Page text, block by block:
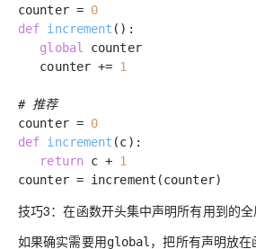
counter = 0
def increment () :
global
counter
counter += 1
# 推荐
counter = 0
def increment (c) :
returnc + 1
counter = increment(counter)
技巧3：在函数开头集中声明所有用到的
如果确实需要用global ，把所有声明放在